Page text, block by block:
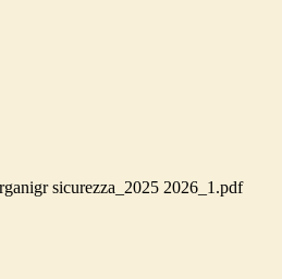
sicurezza_2025 2026_1.pdf